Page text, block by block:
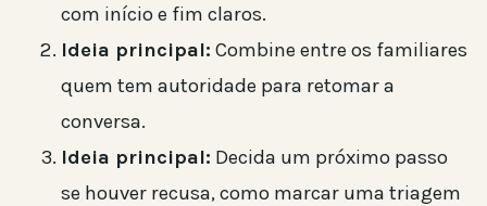
com início e fim claros.
Ideia principal: Combine entre os familiares
quem tem autoridade para retomar a
conversa.
Ideia principal: Decida um próximo passo
se houver recusa, como marcar uma triagem